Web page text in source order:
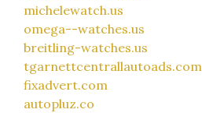
michelewatch.us
omega--watches.us
breitling-watches.us
tgarnettcentrallautoads.com
fixadvert.com
autopluz.co